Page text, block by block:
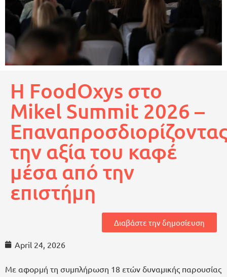
Η FoodOxys στο
Mikel Summit 2026 –
Επαναπροσδιορίζοντας
την αξία του καφέ
μέσα από την
επιστήμη
Διαβάστε την δημοσίευση
April 24, 2026
Με αφορμή τη συμπλήρωση 18 ετών δυναμικής παρουσίας